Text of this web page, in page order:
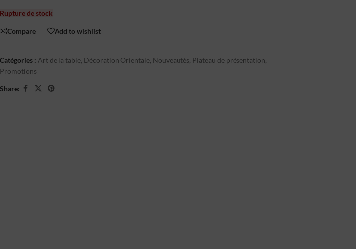
Rupture de stock
Compare Add to wishlist
Catégories : Art de la table, Décoration Orientale, Nouveautés, Plateau de présentation,
Promotions
Share: